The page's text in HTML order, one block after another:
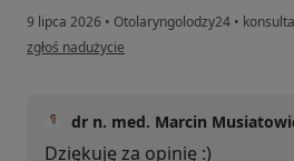
9 lipca 2026 • Otolaryngolodzy24 •
w opinii użytkownika Magdalena
zgłoś nadużycie
dr n. med. Marcin
Dziękuję za opinię :)